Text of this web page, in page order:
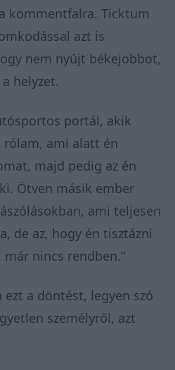
kommentfalra. Ticktum
azt is
nem nyújt békejobbot,
helyzet.
portál, akik
rólam, ami alatt én
majd pedig az én
Ötven másik ember
ami teljesen
de az, hogy én tisztázni
nincs rendben.”
ezt a döntést, legyen szó
személyről, azt